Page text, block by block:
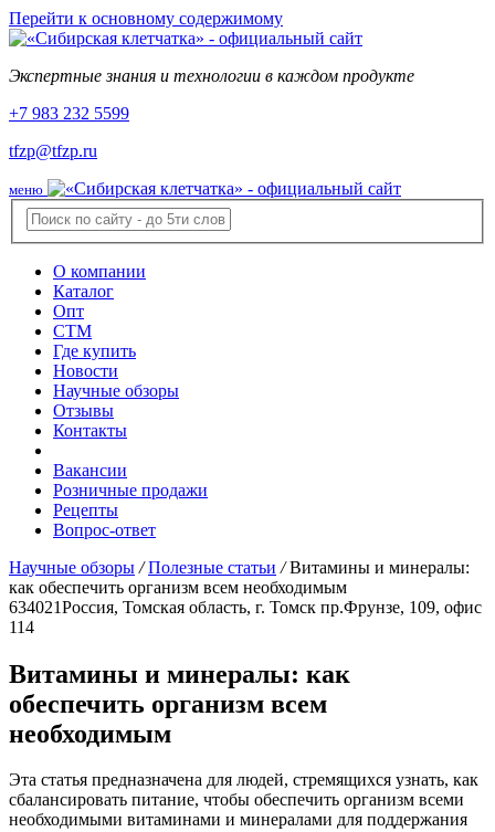
Перейти к основному содержимому
Экспертные знания и технологии в каждом продукте
+7 983 232 5599
tfzp@tfzp.ru
меню
О компании
Каталог
Опт
СТМ
Где купить
Новости
Научные обзоры
Отзывы
Контакты
Вакансии
Розничные продажи
Рецепты
Вопрос-ответ
Научные обзоры / Полезные статьи / Витамины и минералы:
как обеспечить организм всем необходимым
634021Россия, Томская область, г. Томск пр.Фрунзе, 109, офис
114
Витамины и минералы: как
обеспечить организм всем
необходимым
Эта статья предназначена для людей, стремящихся узнать, как
сбалансировать питание, чтобы обеспечить организм всеми
необходимыми витаминами и минералами для поддержания